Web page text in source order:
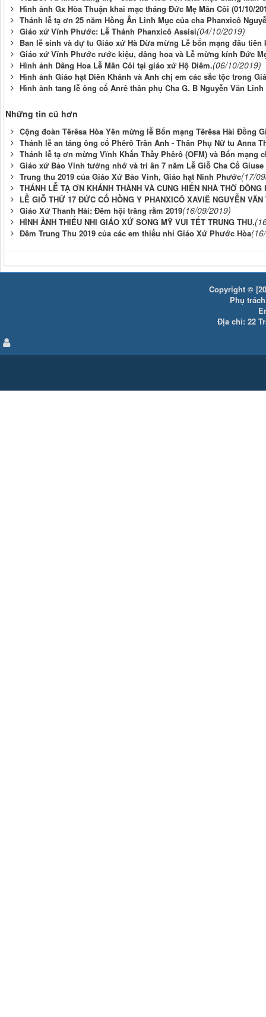
Hình ảnh Gx Hòa Thuận khai mạc tháng Đức Mẹ Mân Côi (01/10/
Thánh lễ tạ ơn 25 năm Hồng Ân Linh Mục của cha Phanxicô
Giáo xứ Vĩnh Phước: Lễ Thánh Phanxicô Assisi(04/10/2019)
Ban lễ sinh và dự tu Giáo xứ Hà Dừa mừng Lễ bổn mạng đầu
Giáo xứ Vĩnh Phước rước kiệu, dâng hoa và Lễ mừng kính Ðức
Hình ảnh Dâng Hoa Lễ Mân Côi tại giáo xứ Hộ Diêm.(06/10/2019)
Hình ảnh Giáo hạt Diên Khánh và Anh chị em các sắc tộc trong
Hình ảnh tang lễ ông cố Anrê thân phụ Cha G. B Nguyễn Văn
Những tin cũ hơn
Cộng đoàn Têrêsa Hòa Yên mừng lễ Bổn mạng Têrêsa Hài Ðồng
Thánh lễ an táng ông cố Phêrô Trần Anh - Thân Phụ Nữ tu Anna
Thánh lễ tạ ơn mừng Vĩnh Khấn Thầy Phêrô (OFM) và Bổn mạng
Giáo xứ Bảo Vinh tưởng nhớ và tri ân 7 năm Lễ Giỗ Cha Cố Giuse
Trung thu 2019 của Giáo Xứ Bảo Vinh, Giáo hạt Ninh Phước(17/
THÁNH LỄ TẠ ƠN KHÁNH THÀNH VÀ CUNG HIẾN NHÀ THỜ ĐỒNG
LỄ GIỖ THỨ 17 ĐỨC CỐ HỒNG Y PHANXICÔ XAVIÊ NGUYỄN VĂN
Giáo Xứ Thanh Hải: Đêm hội trăng rằm 2019(16/09/2019)
HÌNH ẢNH THIẾU NHI GIÁO XỨ SONG MỸ VUI TẾT TRUNG THU.
Đêm Trung Thu 2019 của các em thiếu nhi Giáo Xứ Phước Hòa
Copyright ©
Phụ
Địa chỉ: 22